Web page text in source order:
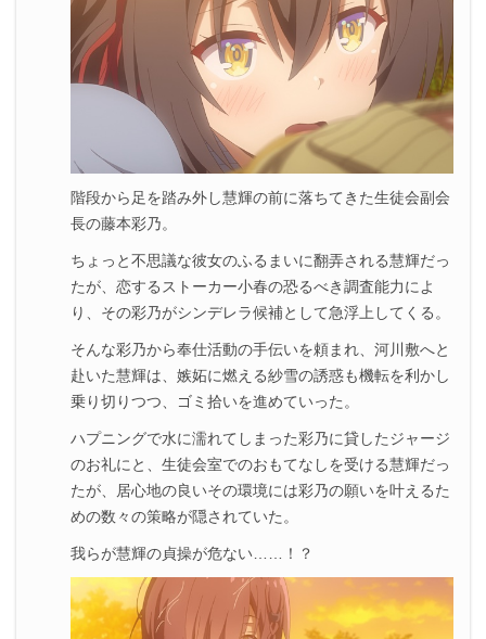
階段から足を踏み外し慧輝の前に落ちてきた生徒会副会
長の藤本彩乃。
ちょっと不思議な彼女のふるまいに翻弄される慧輝だっ
たが、恋するストーカー小春の恐るべき調査能力によ
り、その彩乃がシンデレラ候補として急浮上してくる。
そんな彩乃から奉仕活動の手伝いを頼まれ、河川敷へと
赴いた慧輝は、嫉妬に燃える紗雪の誘惑も機転を利かし
乗り切りつつ、ゴミ拾いを進めていった。
ハプニングで水に濡れてしまった彩乃に貸したジャージ
のお礼にと、生徒会室でのおもてなしを受ける慧輝だっ
たが、居心地の良いその環境には彩乃の願いを叶えるた
めの数々の策略が隠されていた。
我らが慧輝の貞操が危ない……！？